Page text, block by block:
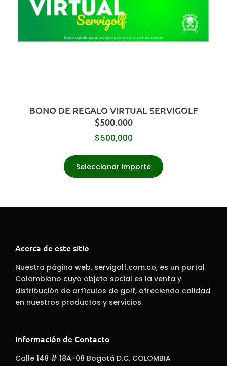
BONO DE REGALO VIRTUAL SERVIGOLF
$500.000
$500,000
Seleccionar importe
Acerca de este sitio
Nuestra página web, servigolf.com.co, es un portal
Colombiano cuyo objeto social es la venta y
distribución de artículos de golf, ofreciendo calidad
en nuestros productos y servicios.
Información de Contacto
Calle 148 # 18A-08 Bogotá D.C. COLOMBIA